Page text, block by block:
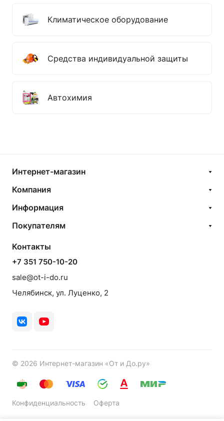
Климатическое оборудование
Средства индивидуальной защиты
Автохимия
Интернет-магазин
Компания
Информация
Покупателям
Контакты
+7 351 750-10-20
sale@ot-i-do.ru
Челябинск, ул. Луценко, 2
© 2026 Интернет-магазин «От и До.ру»
Конфиденциальность Оферта